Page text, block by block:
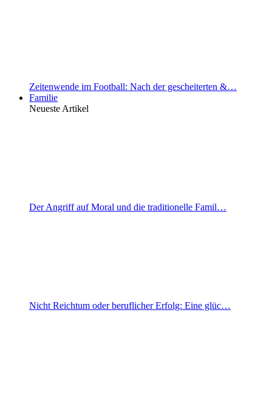
Zeitenwende im Football: Nach der gescheiterten &…
Familie
Neueste Artikel
Der Angriff auf Moral und die traditionelle Famil…
Nicht Reichtum oder beruflicher Erfolg: Eine glüc…